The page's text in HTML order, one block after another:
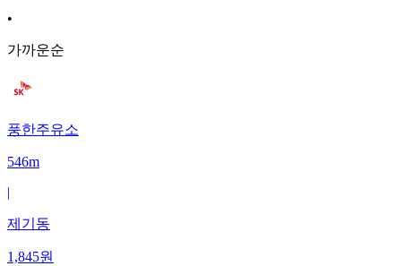
•
가까운순
풍한주유소
546m
|
제기동
1,845원